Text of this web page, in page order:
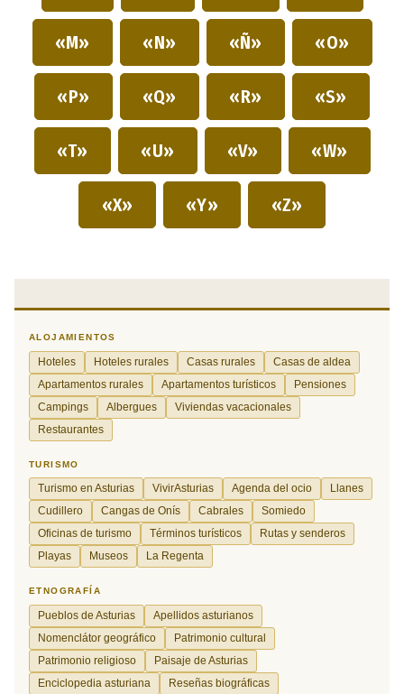
«M» «N» «Ñ» «O»
«P» «Q» «R» «S»
«T» «U» «V» «W»
«X» «Y» «Z»